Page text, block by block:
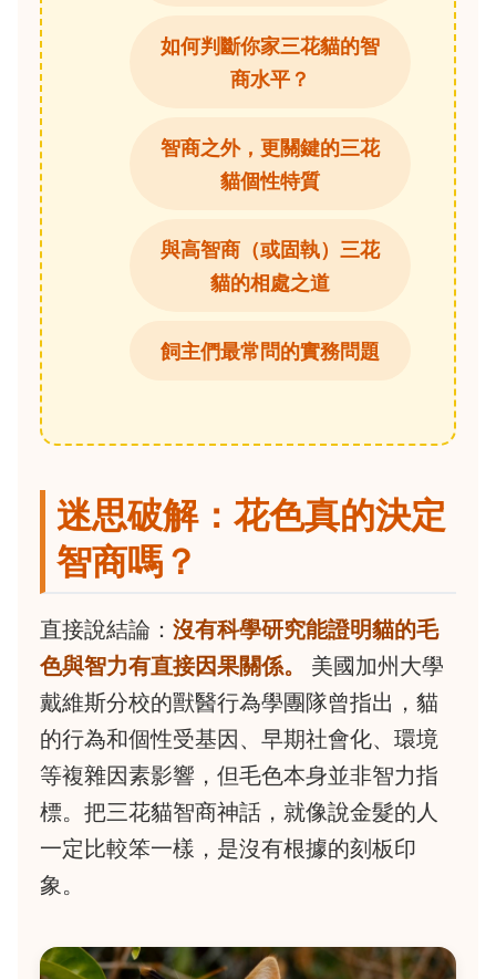
如何判斷你家三花貓的智
商水平？
智商之外，更關鍵的三花
貓個性特質
與高智商（或固執）三花
貓的相處之道
飼主們最常問的實務問題
迷思破解：花色真的決定
智商嗎？
直接說結論： 沒有科學研究能證明貓的毛
色與智力有直接因果關係。
美國加州大學
戴維斯分校的獸醫行為學團隊曾指出，貓
的行為和個性受基因、早期社會化、環境
等複雜因素影響，但毛色本身並非智力指
標。把三花貓智商神話，就像說金髮的人
一定比較笨一樣，是沒有根據的刻板印
象。